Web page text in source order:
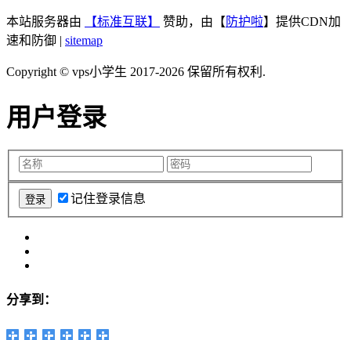
本站服务器由 【标准互联】 赞助，由【 防护啦】提供CDN加
速和防御 | sitemap
Copyright © vps小学生 2017-2026 保留所有权利.
用户登录
记住登录信息
分享到：